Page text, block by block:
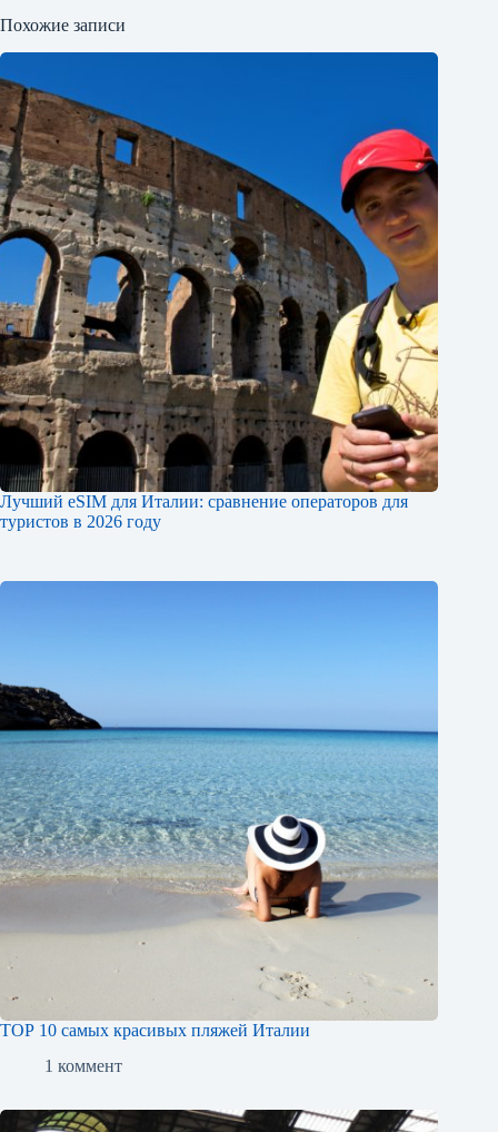
Похожие записи
Лучший eSIM для Италии: сравнение операторов для
туристов в 2026 году
ТОР 10 самых красивых пляжей Италии
1 коммент